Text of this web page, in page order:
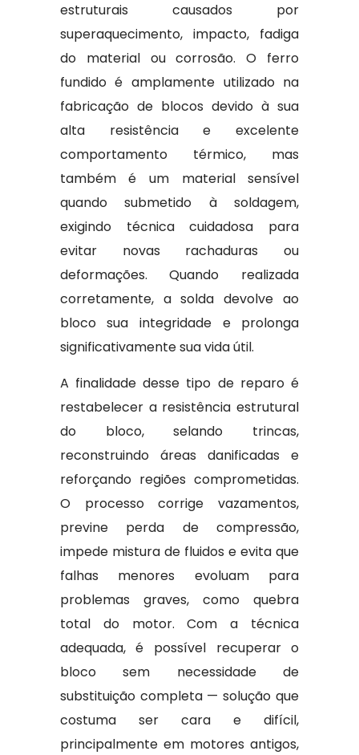
estruturais causados por
superaquecimento, impacto, fadiga
do material ou corrosão. O ferro
fundido é amplamente utilizado na
fabricação de blocos devido à sua
alta resistência e excelente
comportamento térmico, mas
também é um material sensível
quando submetido à soldagem,
exigindo técnica cuidadosa para
evitar novas rachaduras ou
deformações. Quando realizada
corretamente, a solda devolve ao
bloco sua integridade e prolonga
significativamente sua vida útil.
A finalidade desse tipo de reparo é
restabelecer a resistência estrutural
do bloco, selando trincas,
reconstruindo áreas danificadas e
reforçando regiões comprometidas.
O processo corrige vazamentos,
previne perda de compressão,
impede mistura de fluidos e evita que
falhas menores evoluam para
problemas graves, como quebra
total do motor. Com a técnica
adequada, é possível recuperar o
bloco sem necessidade de
substituição completa — solução que
costuma ser cara e difícil,
principalmente em motores antigos,